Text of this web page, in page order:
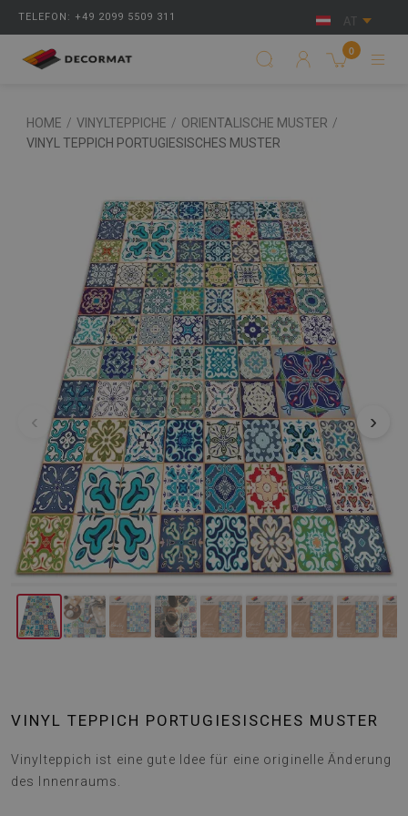
TELEFON: +49 2099 5509 311 AT
0
HOME / VINYLTEPPICHE / ORIENTALISCHE MUSTER /
VINYL TEPPICH PORTUGIESISCHES MUSTER
‹ ›
VINYL TEPPICH PORTUGIESISCHES MUSTER
Vinylteppich ist eine gute Idee für eine originelle Änderung
des Innenraums.